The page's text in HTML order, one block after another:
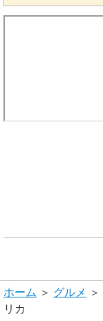
ホーム ＞ グルメ ＞
リカ